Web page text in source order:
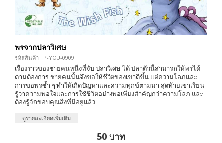
พรจากปลาวิเศษ
รหัสสินค้า : P-YOU-0909
เรื่องราวของชายคนหนึ่งที่จับ ปลาวิเศษ ได้ ปลาตัวนี้สามารถให้พรได้
ตามต้องการ ชายคนนั้นจึงขอให้ชีวิตของเขาดีขึ้น แต่ความโลภและ
การขอพรซ้ำ ๆ ทำให้เกิดปัญหาและความทุกข์ตามมา สุดท้ายเขาเรียน
รู้ว่าความพอใจและการใช้ชีวิตอย่างพอเพียงสำคัญกว่าความโลภ และ
ต้องรู้จักขอบคุณสิ่งที่มีอยู่แล้ว
ดูรายละเอียดเพิ่มเติม
50 บาท